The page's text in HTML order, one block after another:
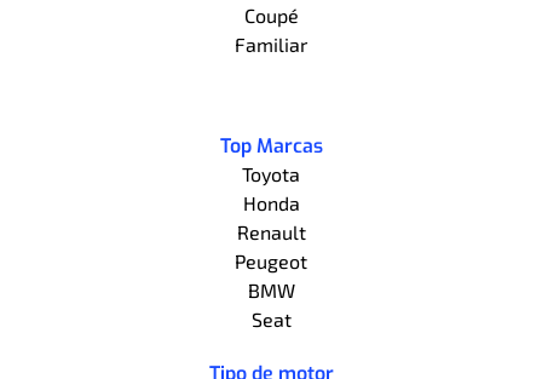
Coupé
Familiar
Top Marcas
Toyota
Honda
Renault
Peugeot
BMW
Seat
Tipo de motor